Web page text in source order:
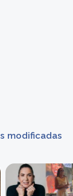
modificadas